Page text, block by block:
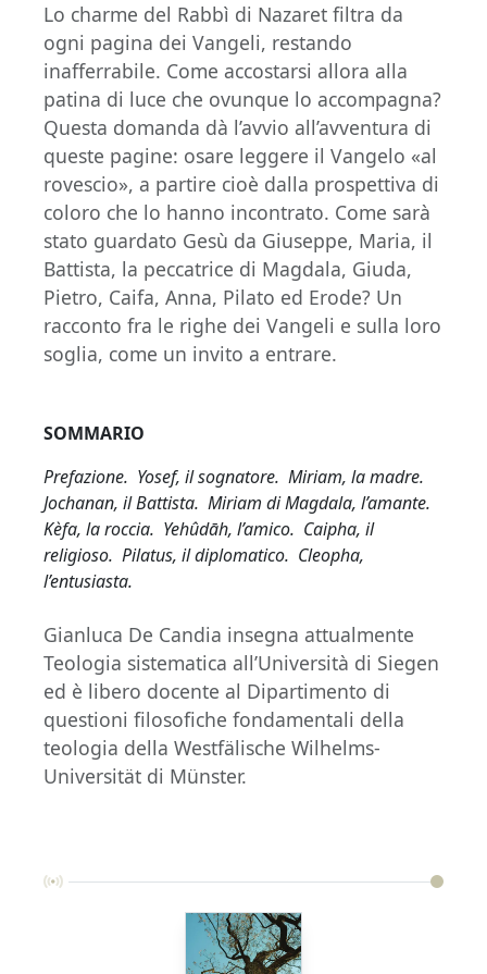
Lo charme del Rabbì di Nazaret filtra da
ogni pagina dei Vangeli, restando
inafferrabile. Come accostarsi allora alla
patina di luce che ovunque lo accompagna?
Questa domanda dà l’avvio all’avventura di
queste pagine: osare leggere il Vangelo «al
rovescio», a partire cioè dalla prospettiva di
coloro che lo hanno incontrato. Come sarà
stato guardato Gesù da Giuseppe, Maria, il
Battista, la peccatrice di Magdala, Giuda,
Pietro, Caifa, Anna, Pilato ed Erode? Un
racconto fra le righe dei Vangeli e sulla loro
soglia, come un invito a entrare.
SOMMARIO
Prefazione. Yosef, il sognatore. Miriam, la madre.
Jochanan, il Battista. Miriam di Magdala, l’amante.
Kèfa, la roccia. Yehûdāh, l’amico. Caipha, il
religioso. Pilatus, il diplomatico. Cleopha,
l’entusiasta.
Gianluca De Candia insegna attualmente
Teologia sistematica all’Università di Siegen
ed è libero docente al Dipartimento di
questioni filosofiche fondamentali della
teologia della Westfälische Wilhelms-
Universität di Münster.